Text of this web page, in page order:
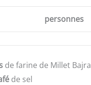
personnes
de farine de Millet Bajra
de sel